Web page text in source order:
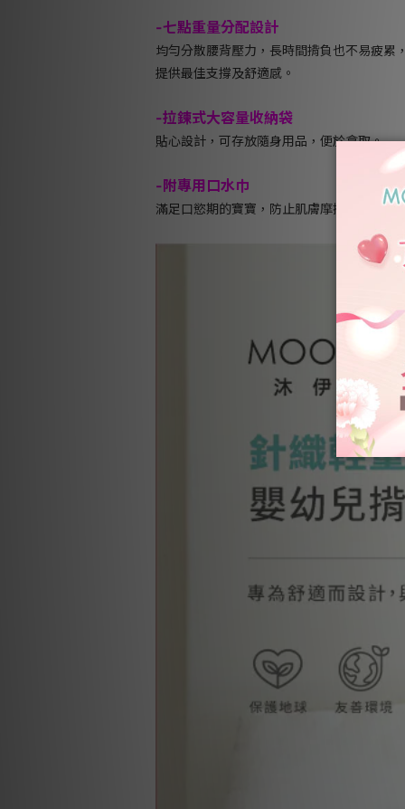
-七點重量分配設計
均勻分散腰背壓力，長時間揹負也不易疲累
提供最佳支撐及舒適感。
-拉鍊式大容量收納袋
貼心設計，可存放隨身用品，便於拿取。
- 附專用口水巾
滿足口慾期的寶寶，防止肌膚摩擦，易拆洗